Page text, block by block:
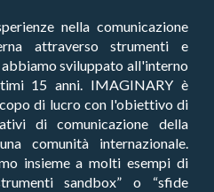
nella comunicazione
attraverso strumenti e
sviluppato all'interno
15 anni. IMAGINARY è
di lucro con l'obiettivo di
di comunicazione della
comunità internazionale.
insieme a molti esempi di
sandbox” o “sfide